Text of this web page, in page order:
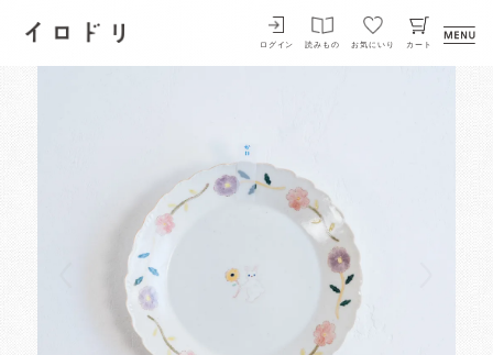
イロドリ
ログイン 読みもの お気にいり カート